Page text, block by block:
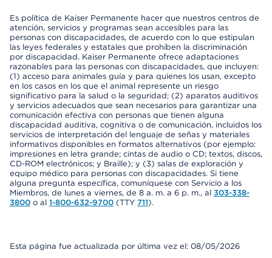
Es política de Kaiser Permanente hacer que nuestros centros de
atención, servicios y programas sean accesibles para las
personas con discapacidades, de acuerdo con lo que estipulan
las leyes federales y estatales que prohíben la discriminación
por discapacidad. Kaiser Permanente ofrece adaptaciones
razonables para las personas con discapacidades, que incluyen:
(1) acceso para animales guía y para quienes los usan, excepto
en los casos en los que el animal represente un riesgo
significativo para la salud o la seguridad; (2) aparatos auditivos
y servicios adecuados que sean necesarios para garantizar una
comunicación efectiva con personas que tienen alguna
discapacidad auditiva, cognitiva o de comunicación, incluidos los
servicios de interpretación del lenguaje de señas y materiales
informativos disponibles en formatos alternativos (por ejemplo:
impresiones en letra grande; cintas de audio o CD; textos, discos,
CD-ROM electrónicos; y Braille); y (3) salas de exploración y
equipo médico para personas con discapacidades. Si tiene
alguna pregunta específica, comuníquese con Servicio a los
Miembros, de lunes a viernes, de 8 a. m. a 6 p. m., al 303-338-
3800 o al 1-800-632-9700 (TTY 711).
Esta página fue actualizada por última vez el: 08/05/2026